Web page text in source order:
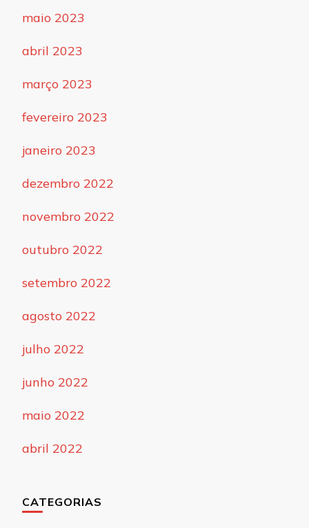
maio 2023
abril 2023
março 2023
fevereiro 2023
janeiro 2023
dezembro 2022
novembro 2022
outubro 2022
setembro 2022
agosto 2022
julho 2022
junho 2022
maio 2022
abril 2022
CATEGORIAS